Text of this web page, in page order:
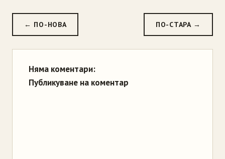
← ПО-НОВА ПО-СТАРА →
Няма коментари:
Публикуване на коментар